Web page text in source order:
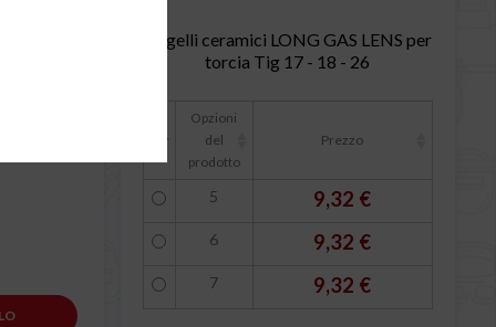
per
5 ugelli ceramici LONG GAS LENS per
torcia Tig 17 - 18 - 26
Opzioni
del
prodotto
Prezzo
5 9,32 €
6 9,32 €
7 9,32 €